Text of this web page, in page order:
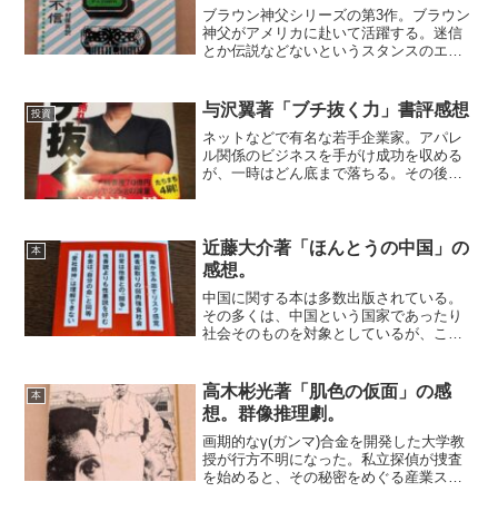
ブラウン神父シリーズの第3作。ブラウン
神父がアメリカに赴いて活躍する。迷信
とか伝説などないというスタンスのエピ
ていくというミステリーのスタイルが確
立していなかったのかも...
投資 与沢翼著「ブチ抜く力」書評感想
ネットなどで有名な若手企業家。アパレ
ル関係のビジネスを手がけ成功を収める
が、一時はどん底まで落ちる。その後、
速で結果を出す・自分の幸...
本
近藤大介著「ほんとうの中国」の
感想。
中国に関する本は多数出版されている。
その多くは、中国という国家であったり
社会そのものを対象としているが、この
たちとは違うという印象は、多くの日本
人が持っているだろう。日...
本
高木彬光著「肌色の仮面」の感
想。群像推理劇。
画期的なγ(ガンマ)合金を開発した大学教
授が行方不明になった。私立探偵が捜査
を始めると、その秘密をめぐる産業スパ